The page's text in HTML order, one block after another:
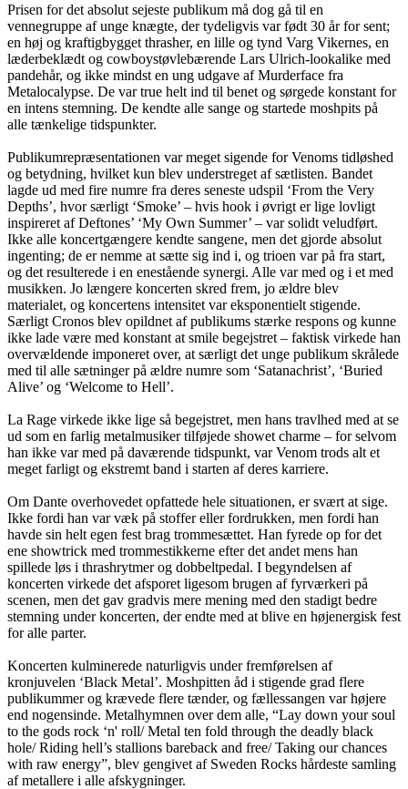
Prisen for det absolut sejeste publikum må dog gå til en
vennegruppe af unge knægte, der tydeligvis var født 30 år for sent;
en høj og kraftigbygget thrasher, en lille og tynd Varg Vikernes, en
læderbeklædt og cowboystøvlebærende Lars Ulrich-lookalike med
pandehår, og ikke mindst en ung udgave af Murderface fra
Metalocalypse. De var true helt ind til benet og sørgede konstant for
en intens stemning. De kendte alle sange og startede moshpits på
alle tænkelige tidspunkter.
Publikumrepræsentationen var meget sigende for Venoms tidløshed
og betydning, hvilket kun blev understreget af sætlisten. Bandet
lagde ud med fire numre fra deres seneste udspil ‘From the Very
Depths’, hvor særligt ‘Smoke’ – hvis hook i øvrigt er lige lovligt
inspireret af Deftones’ ‘My Own Summer’ – var solidt veludført.
Ikke alle koncertgængere kendte sangene, men det gjorde absolut
ingenting; de er nemme at sætte sig ind i, og trioen var på fra start,
og det resulterede i en enestående synergi. Alle var med og i et med
musikken. Jo længere koncerten skred frem, jo ældre blev
materialet, og koncertens intensitet var eksponentielt stigende.
Særligt Cronos blev opildnet af publikums stærke respons og kunne
ikke lade være med konstant at smile begejstret – faktisk virkede han
overvældende imponeret over, at særligt det unge publikum skrålede
med til alle sætninger på ældre numre som ‘Satanachrist’, ‘Buried
Alive’ og ‘Welcome to Hell’.
La Rage virkede ikke lige så begejstret, men hans travlhed med at se
ud som en farlig metalmusiker tilføjede showet charme – for selvom
han ikke var med på daværende tidspunkt, var Venom trods alt et
meget farligt og ekstremt band i starten af deres karriere.
Om Dante overhovedet opfattede hele situationen, er svært at sige.
Ikke fordi han var væk på stoffer eller fordrukken, men fordi han
havde sin helt egen fest brag trommesættet. Han fyrede op for det
ene showtrick med trommestikkerne efter det andet mens han
spillede løs i thrashrytmer og dobbeltpedal. I begyndelsen af
koncerten virkede det afsporet ligesom brugen af fyrværkeri på
scenen, men det gav gradvis mere mening med den stadigt bedre
stemning under koncerten, der endte med at blive en højenergisk fest
for alle parter.
Koncerten kulminerede naturligvis under fremførelsen af
kronjuvelen ‘Black Metal’. Moshpitten åd i stigende grad flere
publikummer og krævede flere tænder, og fællessangen var højere
end nogensinde. Metalhymnen over dem alle, “Lay down your soul
to the gods rock ‘n' roll/ Metal ten fold through the deadly black
hole/ Riding hell’s stallions bareback and free/ Taking our chances
with raw energy”, blev gengivet af Sweden Rocks hårdeste samling
af metallere i alle afskygninger.